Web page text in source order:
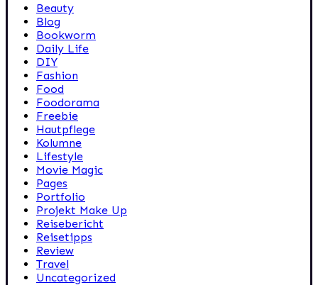
Beauty
Blog
Bookworm
Daily Life
DIY
Fashion
Food
Foodorama
Freebie
Hautpflege
Kolumne
Lifestyle
Movie Magic
Pages
Portfolio
Projekt Make Up
Reisebericht
Reisetipps
Review
Travel
Uncategorized